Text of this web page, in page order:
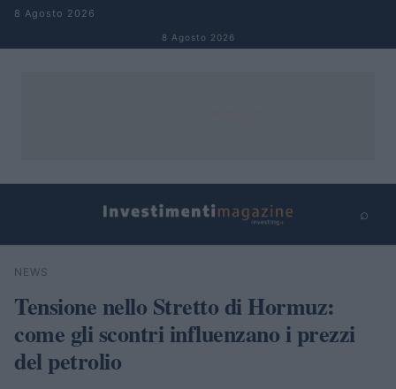
Salta al contenuto
8 Agosto 2026
8 Agosto 2026
⌕
Cerca
NEWS
Tensione nello Stretto di Hormuz:
come gli scontri influenzano i prezzi
del petrolio